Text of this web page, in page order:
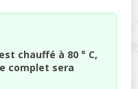
chauffé à 80 ° C,
complet sera